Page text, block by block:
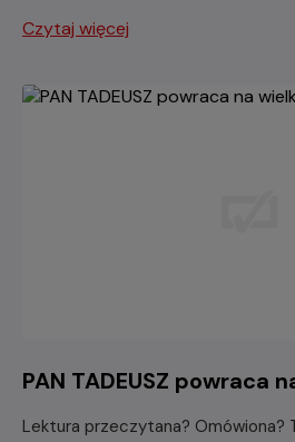
Czytaj więcej
PAN TADEUSZ powraca
Lektura przeczytana? Omówiona?